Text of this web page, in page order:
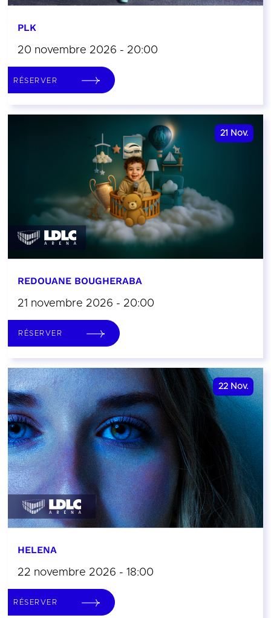
PLK
20 novembre 2026 - 20:00
RÉSERVER
21 Nov.
REDOUANE BOUGHERABA
21 novembre 2026 - 20:00
RÉSERVER
22 Nov.
HELENA
22 novembre 2026 - 18:00
RÉSERVER